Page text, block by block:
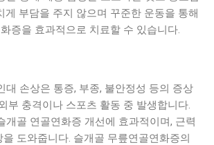
게 부담을 주지 않으며 꾸준한 운동을 통해
증을 효과적으로 치료할 수 있습니다.
대 손상은 통증, 부종, 불안정성 등의 증상
부 충격이나 스포츠 활동 중 발생합니다.
개골 연골연화증 개선에 효과적이며, 근력
도와줍니다. 슬개골 무릎연골연화증의